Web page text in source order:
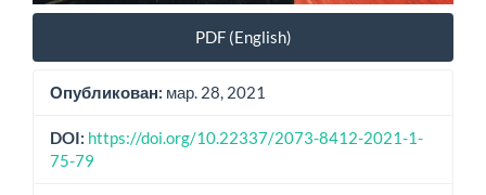
PDF (English)
Опубликован: мар. 28, 2021
DOI: https://doi.org/10.22337/2073-8412-2021-1-
75-79